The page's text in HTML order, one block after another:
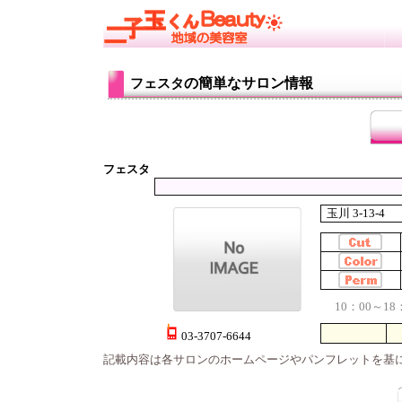
フェスタの簡単なサロン情報
フェスタ
玉川 3-13-4
10：00～
03-3707-6644
記載内容は各サロンのホームページやパンフレットを基